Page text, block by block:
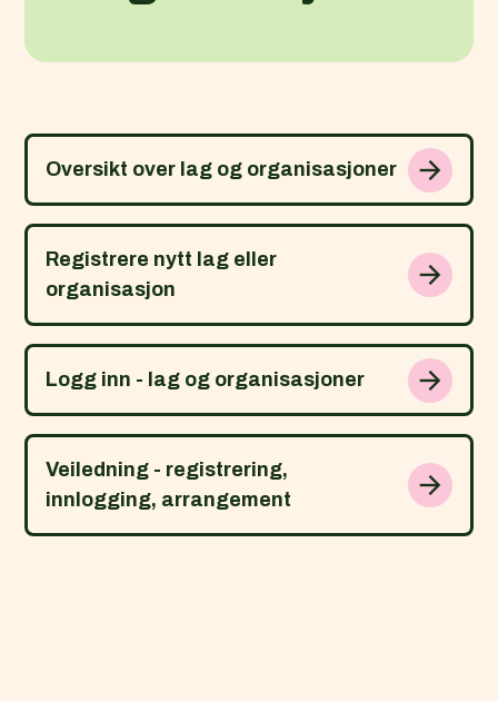
Oversikt over lag og organisasjoner
Registrere nytt lag eller
organisasjon
Logg inn - lag og organisasjoner
Veiledning - registrering,
innlogging, arrangement